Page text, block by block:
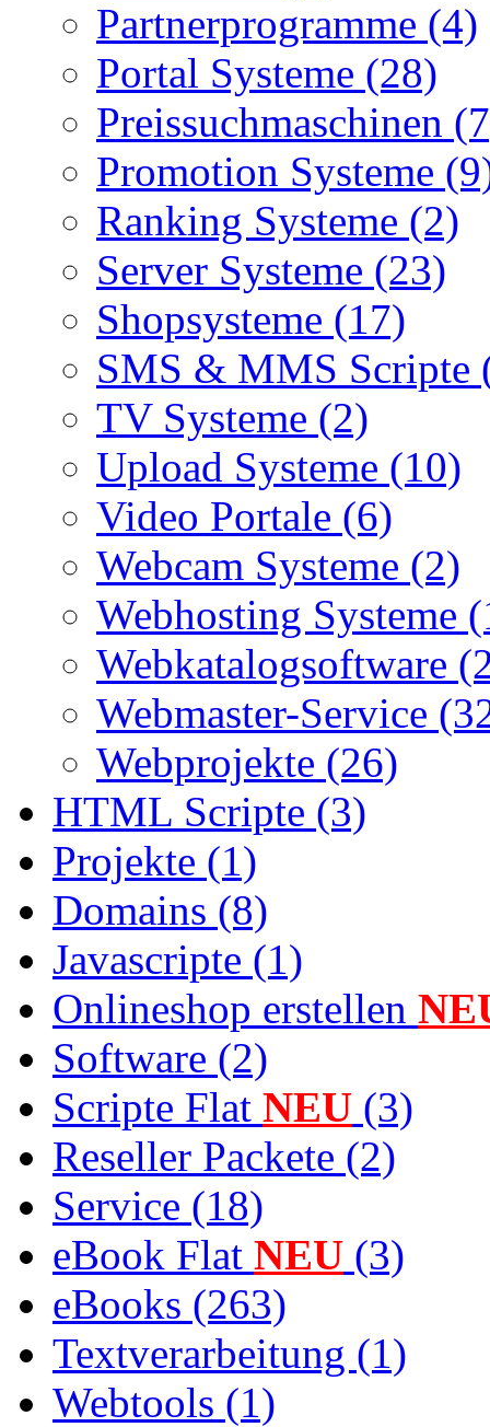
Partnerprogramme (4)
Portal Systeme (28)
Preissuchmaschinen
Promotion Systeme
Ranking Systeme (2)
Server Systeme (23)
Shopsysteme (17)
SMS & MMS Scripte
TV Systeme (2)
Upload Systeme (10)
Video Portale (6)
Webcam Systeme (2)
Webhosting Systeme
Webkatalogsoftware
Webmaster-Service
Webprojekte (26)
HTML Scripte (3)
Projekte (1)
Domains (8)
Javascripte (1)
Onlineshop erstellen
Software (2)
Scripte Flat NEU (3)
Reseller Packete (2)
Service (18)
eBook Flat NEU (3)
eBooks (263)
Textverarbeitung (1)
Webtools (1)